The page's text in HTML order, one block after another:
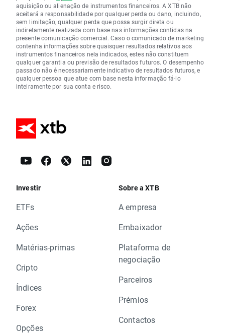
aquisição ou alienação de instrumentos financeiros. A XTB não
aceitará a responsabilidade por qualquer perda ou dano, incluindo,
sem limitação, qualquer perda que possa surgir direta ou
indiretamente realizada com base nas informações contidas na
presente comunicação comercial. Caso o comunicado de marketing
contenha informações sobre quaisquer resultados relativos aos
instrumentos financeiros nela indicados, estes não constituem
qualquer garantia ou previsão de resultados futuros. O desempenho
passado não é necessariamente indicativo de resultados futuros, e
qualquer pessoa que atue com base nesta informação fá-lo
inteiramente por sua conta e risco.
Investir
ETFs
Ações
Matérias-primas
Cripto
Índices
Forex
Opções
Sobre a XTB
A empresa
Embaixador
Plataforma de
negociação
Parceiros
Prémios
Contactos